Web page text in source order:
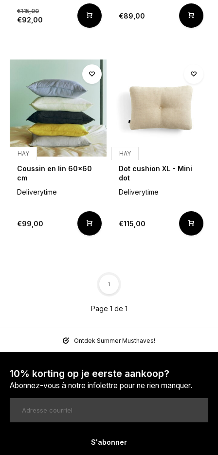
€115,00
€92,00 €89,00
HAY
Coussin en lin 60x60
cm
Deliverytime
€99,00
HAY
Dot cushion XL - Mini
dot
Deliverytime
€115,00
Page 1 de 1
1
Ontdek Summer Musthaves!
10% korting op je eerste aankoop?
Abonnez-vous à notre infolettre pour ne rien manquer.
S'abonner